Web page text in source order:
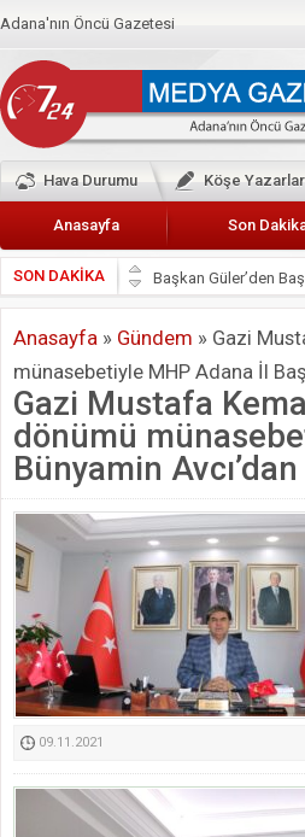
Adana'nın Öncü Gazetesi
Hava Durumu Köşe
Anasayfa Son
SON DAKİKA
Başkan Güler’den
Lokantacılar ve
Hak-İş Abdurrahman
HDP İL BİNASININ
CEYHAN TİCARET
Hainler emellerine
BÖLGEMİZ
İyi Parti Yüreğir İlçe
Kimyasallardan
Anasayfa » Gündem » Gazi
münasebetiyle MHP Adana İl
Gazi Mustafa
dönümü
Bünyamin
09.11.2021